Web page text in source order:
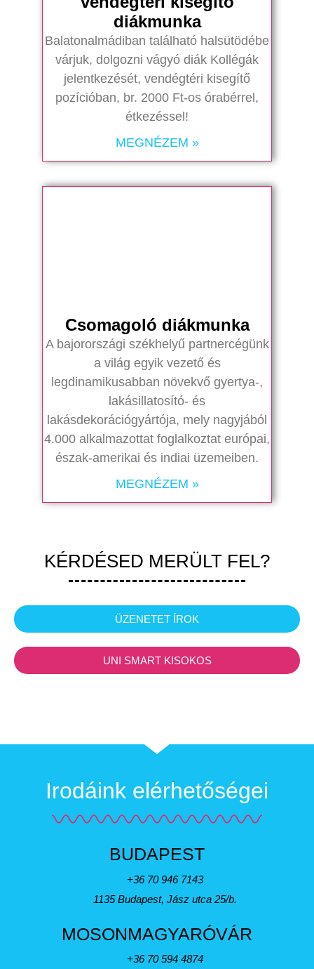
diákmunka
Balatonalmádiban található halsütödébe
várjuk, dolgozni vágyó diák Kollégák
jelentkezését, vendégtéri kisegítő
pozícióban, br. 2000 Ft-os órabérrel,
étkezéssel!
MEGNÉZEM »
Csomagoló diákmunka
A bajorországi székhelyű partnercégünk
a világ egyik vezető és
legdinamikusabban növekvő gyertya-,
lakásillatosító- és
lakásdekorációgyártója, mely nagyjából
4.000 alkalmazottat foglalkoztat európai,
észak-amerikai és indiai üzemeiben.
MEGNÉZEM »
KÉRDÉSED MERÜLT FEL?
ÜZENETET ÍROK
UNI SMART KISOKOS
Irodáink elérhetőségei
BUDAPEST
+36 70 946 7143
1135 Budapest, Jász utca 25/b.
MOSONMAGYARÓVÁR
+36 70 594 4874